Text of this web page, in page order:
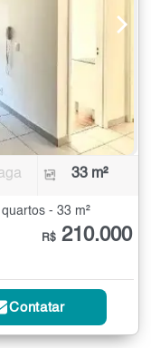
33 m²
- 33 m²
R$ 210.000
Contatar